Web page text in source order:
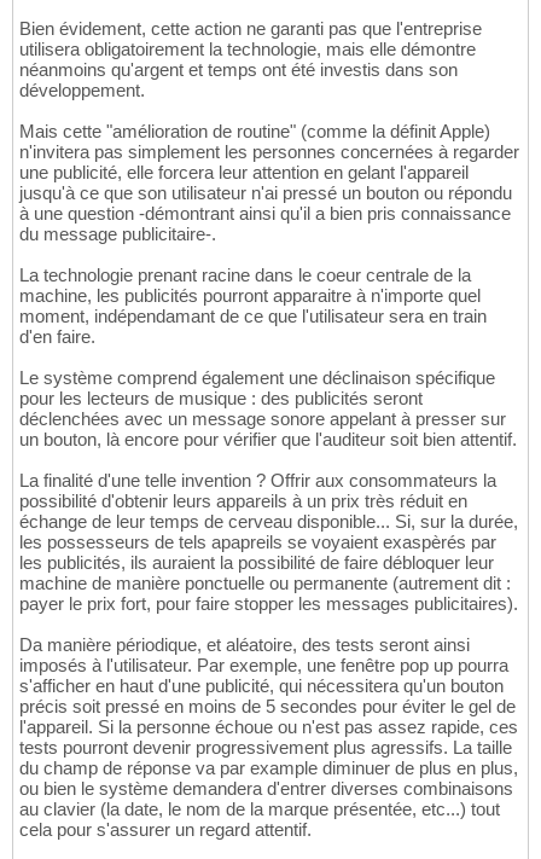
Bien évidement, cette action ne garanti pas que l'entreprise
utilisera obligatoirement la technologie, mais elle démontre
néanmoins qu'argent et temps ont été investis dans son
développement.
Mais cette "amélioration de routine" (comme la définit Apple)
n'invitera pas simplement les personnes concernées à regarder
une publicité, elle forcera leur attention en gelant l'appareil
jusqu'à ce que son utilisateur n'ai pressé un bouton ou répondu
à une question -démontrant ainsi qu'il a bien pris connaissance
du message publicitaire-.
La technologie prenant racine dans le coeur centrale de la
machine, les publicités pourront apparaitre à n'importe quel
moment, indépendamant de ce que l'utilisateur sera en train
d'en faire.
Le système comprend également une déclinaison spécifique
pour les lecteurs de musique : des publicités seront
déclenchées avec un message sonore appelant à presser sur
un bouton, là encore pour vérifier que l'auditeur soit bien attentif.
La finalité d'une telle invention ? Offrir aux consommateurs la
possibilité d'obtenir leurs appareils à un prix très réduit en
échange de leur temps de cerveau disponible... Si, sur la durée,
les possesseurs de tels apapreils se voyaient exaspèrés par
les publicités, ils auraient la possibilité de faire débloquer leur
machine de manière ponctuelle ou permanente (autrement dit :
payer le prix fort, pour faire stopper les messages publicitaires).
Da manière périodique, et aléatoire, des tests seront ainsi
imposés à l'utilisateur. Par exemple, une fenêtre pop up pourra
s'afficher en haut d'une publicité, qui nécessitera qu'un bouton
précis soit pressé en moins de 5 secondes pour éviter le gel de
l'appareil. Si la personne échoue ou n'est pas assez rapide, ces
tests pourront devenir progressivement plus agressifs. La taille
du champ de réponse va par example diminuer de plus en plus,
ou bien le système demandera d'entrer diverses combinaisons
au clavier (la date, le nom de la marque présentée, etc...) tout
cela pour s'assurer un regard attentif.